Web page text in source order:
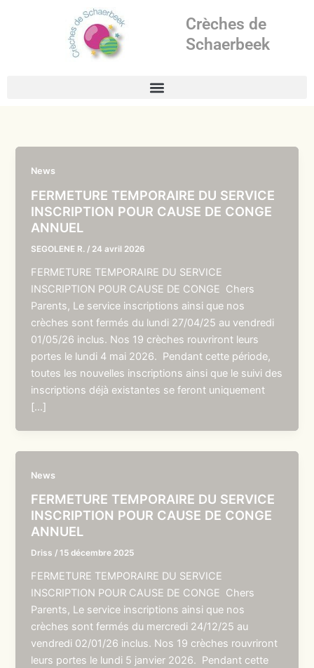
Crèches de
Schaerbeek
News
FERMETURE TEMPORAIRE DU SERVICE
INSCRIPTION POUR CAUSE DE CONGE
ANNUEL
SEGOLENE R. / 24 avril 2026
FERMETURE TEMPORAIRE DU SERVICE
INSCRIPTION POUR CAUSE DE CONGE Chers
Parents, Le service inscriptions ainsi que nos
crèches sont fermés du lundi 27/04/25 au vendredi
01/05/26 inclus. Nos 19 crèches rouvriront leurs
portes le lundi 4 mai 2026. Pendant cette période,
toutes les nouvelles inscriptions ainsi que le suivi des
inscriptions déjà existantes se feront uniquement
[…]
News
FERMETURE TEMPORAIRE DU SERVICE
INSCRIPTION POUR CAUSE DE CONGE
ANNUEL
Driss /15 décembre 2025
FERMETURE TEMPORAIRE DU SERVICE
INSCRIPTION POUR CAUSE DE CONGE Chers
Parents, Le service inscriptions ainsi que nos
crèches sont fermés du mercredi 24/12/25 au
vendredi 02/01/26 inclus. Nos 19 crèches rouvriront
leurs portes le lundi 5 janvier 2026. Pendant cette